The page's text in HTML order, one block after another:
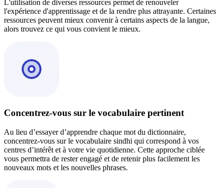
L'utilisation de diverses ressources permet de renouveler
l'expérience d'apprentissage et de la rendre plus attrayante. Certaines
ressources peuvent mieux convenir à certains aspects de la langue,
alors trouvez ce qui vous convient le mieux.
Concentrez-vous sur le vocabulaire pertinent
Au lieu d’essayer d’apprendre chaque mot du dictionnaire,
concentrez-vous sur le vocabulaire sindhi qui correspond à vos
centres d’intérêt et à votre vie quotidienne. Cette approche ciblée
vous permettra de rester engagé et de retenir plus facilement les
nouveaux mots et les nouvelles phrases.